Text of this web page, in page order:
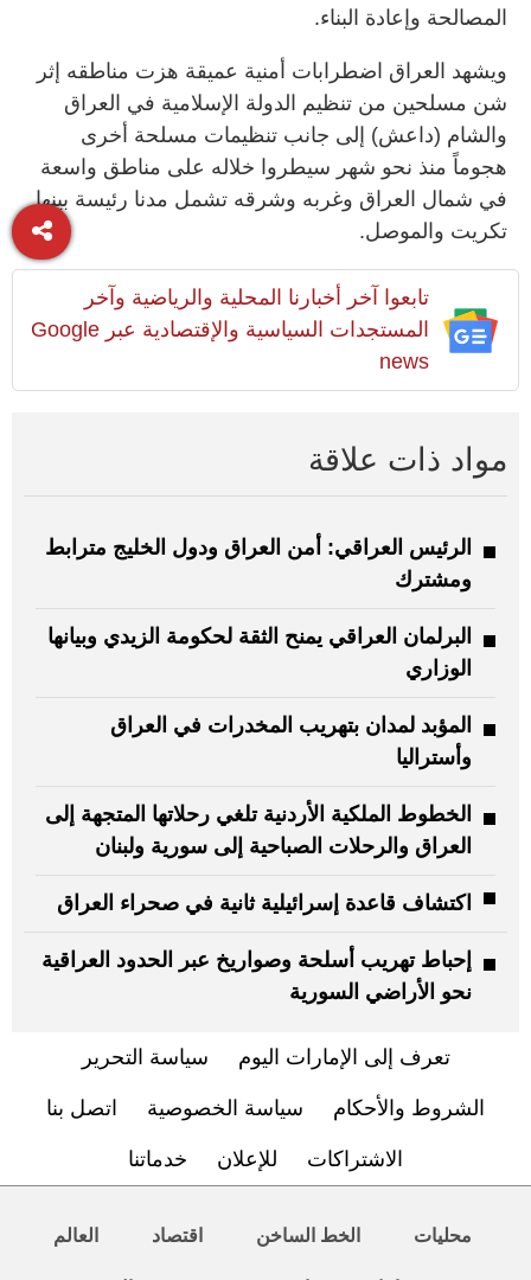
المصالحة وإعادة البناء.
ويشهد العراق اضطرابات أمنية عميقة هزت مناطقه إثر
شن مسلحين من تنظيم الدولة الإسلامية في العراق
والشام (داعش) إلى جانب تنظيمات مسلحة أخرى
هجوماً منذ نحو شهر سيطروا خلاله على مناطق واسعة
في شمال العراق وغربه وشرقه تشمل مدنا رئيسة بينها
تكريت والموصل.
تابعوا آخر أخبارنا المحلية والرياضية وآخر
المستجدات السياسية والإقتصادية عبر Google
news
مواد ذات علاقة
الرئيس العراقي: أمن العراق ودول الخليج مترابط
ومشترك
البرلمان العراقي يمنح الثقة لحكومة الزيدي وبيانها
الوزاري
المؤبد لمدان بتهريب المخدرات في العراق
وأستراليا
الخطوط الملكية الأردنية تلغي رحلاتها المتجهة إلى
العراق والرحلات الصباحية إلى سورية ولبنان
اكتشاف قاعدة إسرائيلية ثانية في صحراء العراق
إحباط تهريب أسلحة وصواريخ عبر الحدود العراقية
نحو الأراضي السورية
تعرف إلى الإمارات اليوم سياسة التحرير
الشروط والأحكام سياسة الخصوصية اتصل بنا
الاشتراكات للإعلان خدماتنا
محليات الخط الساخن اقتصاد العالم